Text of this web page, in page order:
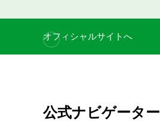
t
オフィシャルサイトへ
公式ナビゲーター